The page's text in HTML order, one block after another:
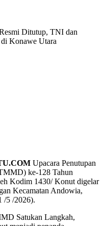
Ditutup, TNI dan
Konawe Utara
Upacara Penutupan
ke-128 Tahun
Kodim 1430/ Konut digelar
Kecamatan Andowia,
/5 /2026).
Satukan Langkah,